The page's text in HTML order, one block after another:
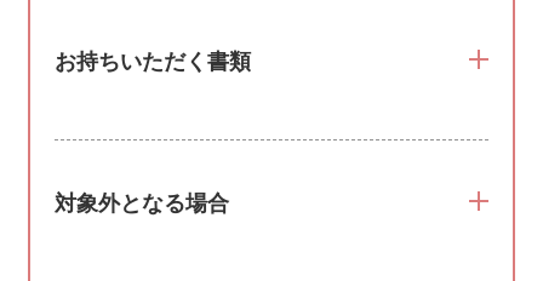
お持ちいただく書類
対象外となる場合